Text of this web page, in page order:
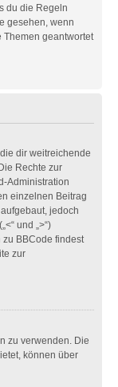
du die Regeln
gesehen, wenn
Themen geantwortet
dir weitreichende
Rechte zur
Administration
einzelnen Beitrag
jedoch
und „>“)
BBCode findest
zur
zu verwenden. Die
können über